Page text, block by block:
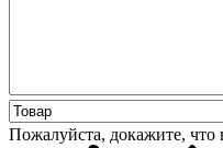
Пожалуйста, докажите, что